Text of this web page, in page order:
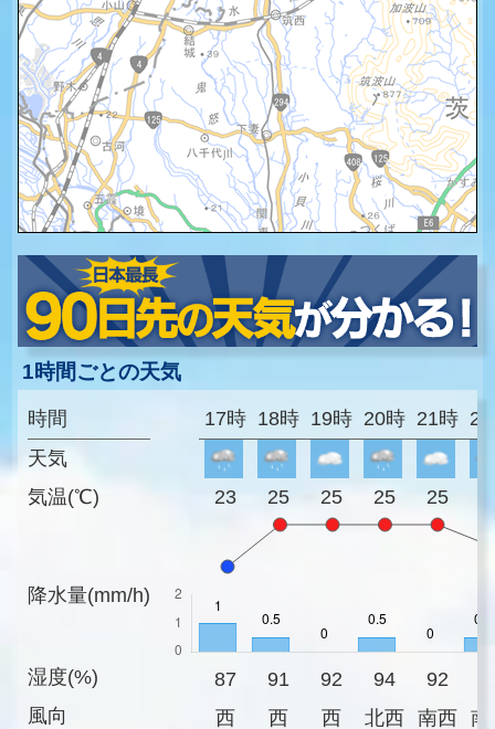
1時間ごとの天気
時間
天気
気温(℃)
降水量(mm/h)
湿度(%)
風向
17時 18時 19時 20時 21時
23 25 25 25 25
87 91 92 94 92
西
西 西 北西 南西 南